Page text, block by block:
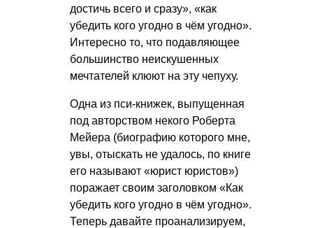
достичь всего и сразу», «как
убедить кого угодно в чём угодно».
Интересно то, что подавляющее
большинство неискушенных
мечтателей клюют на эту чепуху.
Одна из пси-книжек, выпущенная
под авторством некого Роберта
Мейера (биографию которого мне,
увы, отыскать не удалось, по книге
его называют «юрист юристов»)
поражает своим заголовком «Как
убедить кого угодно в чём угодно».
Теперь давайте проанализируем,